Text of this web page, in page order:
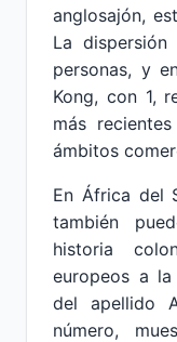
anglosajón,
La
personas, y
Kong, con 1,
más
ámbitos
En África del
también
historia
europeos a
del apellido
número,